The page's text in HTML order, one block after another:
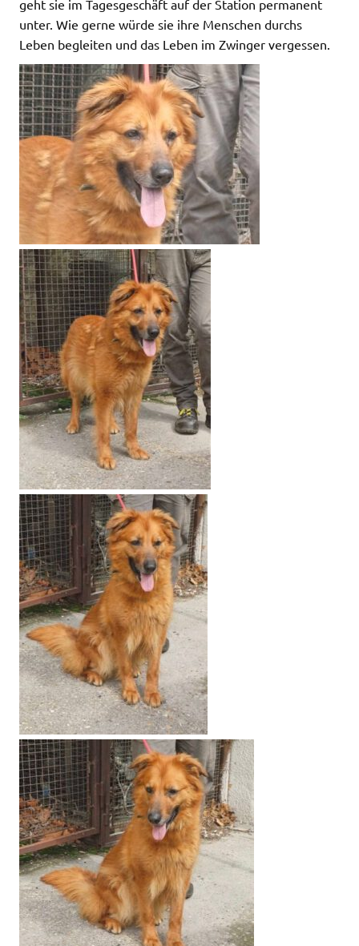
geht sie im Tagesgeschäft auf der Station permanent
unter. Wie gerne würde sie ihre Menschen durchs
Leben begleiten und das Leben im Zwinger vergessen.